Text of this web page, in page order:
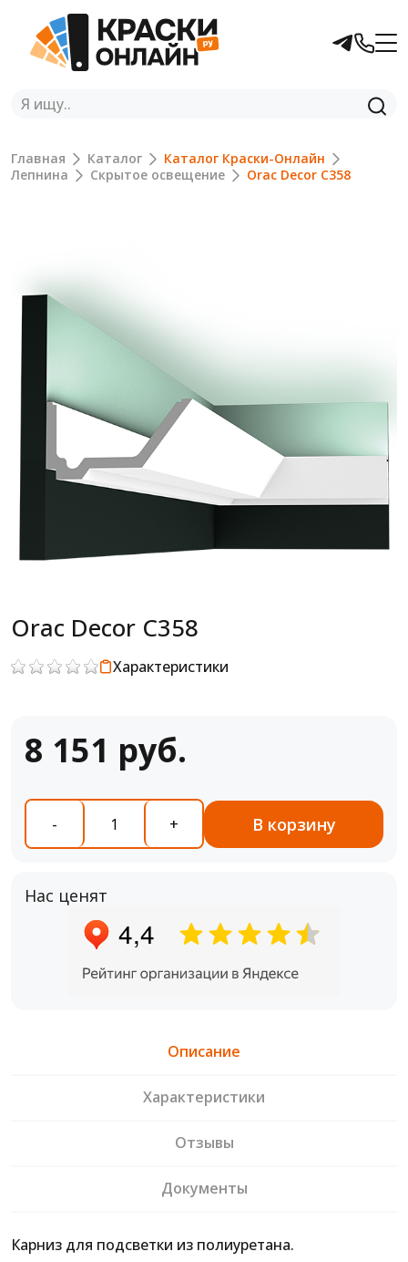
Главная Каталог
Каталог Краски-Онлайн
Лепнина
Скрытое освещение Orac Decor C358
Orac Decor C358
Характеристики
8 151 руб.
- + В корзину
Нас ценят
Описание
Характеристики
Отзывы
Документы
Карниз для подсветки из полиуретана.